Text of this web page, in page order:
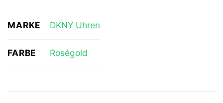
MARKE DKNY Uhren
FARBE Roségold